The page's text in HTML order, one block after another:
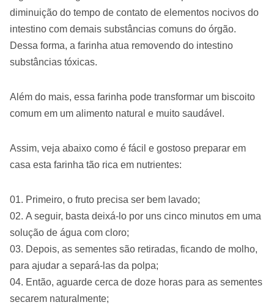
diminuição do tempo de contato de elementos nocivos do
intestino com demais substâncias comuns do órgão.
Dessa forma, a farinha atua removendo do intestino
substâncias tóxicas.
Além do mais, essa farinha pode transformar um biscoito
comum em um alimento natural e muito saudável.
Assim, veja abaixo como é fácil e gostoso preparar em
casa esta farinha tão rica em nutrientes:
Primeiro, o fruto precisa ser bem lavado;
A seguir, basta deixá-lo por uns cinco minutos em uma
solução de água com cloro;
Depois, as sementes são retiradas, ficando de molho,
para ajudar a separá-las da polpa;
Então, aguarde cerca de doze horas para as sementes
secarem naturalmente;